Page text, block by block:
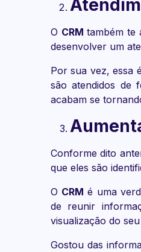
O CRM também te
desenvolver um
Por sua vez, essa
são atendidos de
acabam se
Conforme dito
que eles são
O CRM é uma
de reunir
visualização do
Gostou das